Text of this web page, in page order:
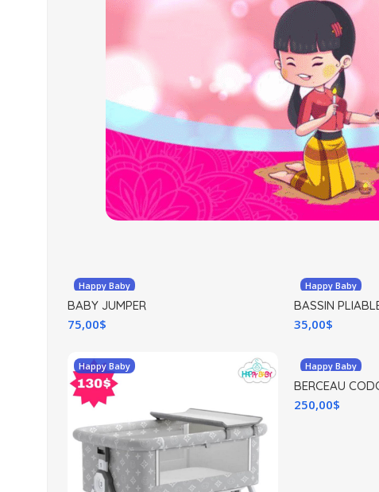
Happy Baby
BABY JUMPER
75,00$
Happy Baby
BASSIN
35,00$
Happy Baby Happy Baby
BERCEAU
250,00$